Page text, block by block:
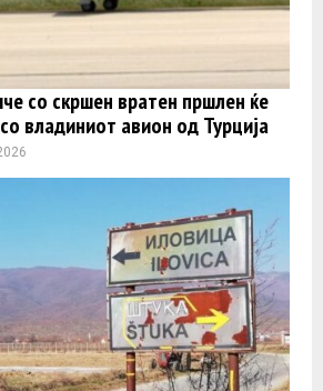
со скршен вратен пршлен ќе
владиниот авион од Турција